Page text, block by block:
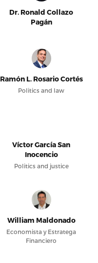
Dr. Ronald Collazo
Pagán
Ramón L. Rosario Cortés
Politics and law
Víctor García San
Inocencio
Politics and justice
William Maldonado
Economista y Estratega
Financiero